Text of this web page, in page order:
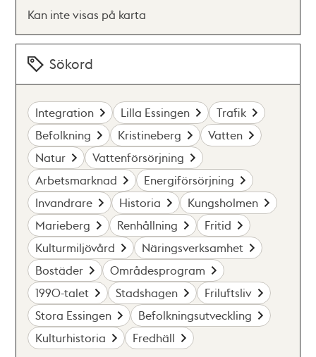
Kan inte visas på karta
Sökord
Integration Lilla Essingen
Trafik
Befolkning
Kristineberg
Vatten
Natur
Vattenförsörjning
Arbetsmarknad
Energiförsörjning
Invandrare
Historia
Kungsholmen
Marieberg
Renhållning
Fritid
Kulturmiljövård
Näringsverksamhet
Bostäder
Områdesprogram
1990-talet
Stadshagen
Friluftsliv
Stora Essingen
Befolkningsutveckling
Kulturhistoria
Fredhäll